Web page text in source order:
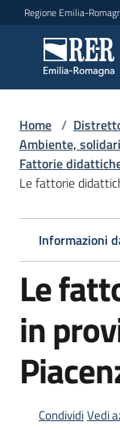
Vai al contenuto
Vai alla navigazione
Vai al footer
Regione Emilia-
e
Argomenti
Servizi
Centri
per
famiglie
Informazioni
Home /
Ambiente,
Fattorie
Le fattorie
Informazioni
Le
in
CondividiVedi